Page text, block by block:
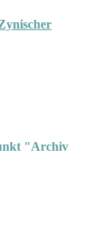
"Archiv